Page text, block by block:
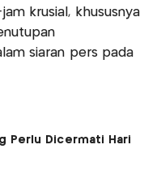
krusial, khususnya
siaran pers pada
Perlu Dicermati Hari